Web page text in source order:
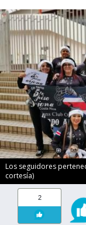
Los seguidores
cortesía)
2